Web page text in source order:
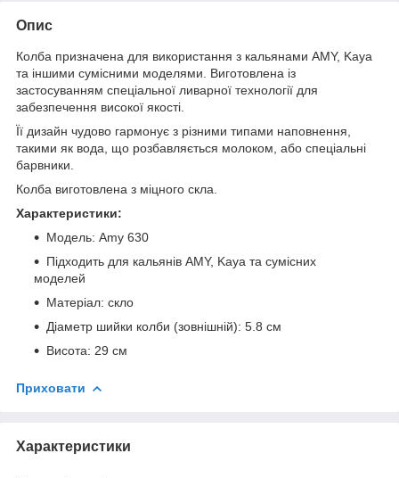
Опис
Колба призначена для використання з кальянами AMY, Kaya
та іншими сумісними моделями. Виготовлена із
застосуванням спеціальної ливарної технології для
забезпечення високої якості.
Її дизайн чудово гармонує з різними типами наповнення,
такими як вода, що розбавляється молоком, або спеціальні
барвники.
Колба виготовлена з міцного скла.
Характеристики:
Модель: Amy 630
Підходить для кальянів AMY, Kaya та сумісних
моделей
Матеріал: скло
Діаметр шийки колби (зовнішній): 5.8 см
Висота: 29 см
Приховати
Характеристики